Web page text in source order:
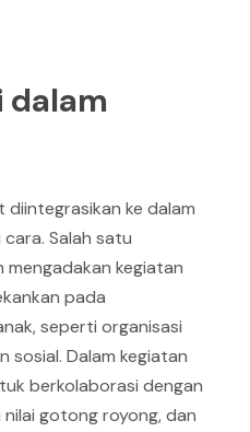
dalam
ke dalam
Salah satu
kegiatan
pada
seperti organisasi
sosial. Dalam kegiatan
berkolaborasi dengan
gotong royong, dan